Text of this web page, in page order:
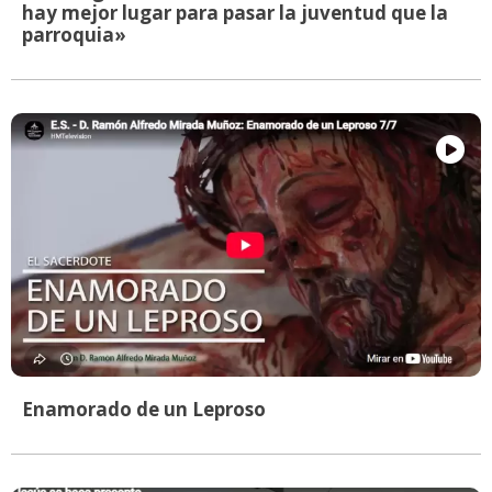
hay mejor lugar para pasar la juventud que la
parroquia»
Enamorado de un Leproso